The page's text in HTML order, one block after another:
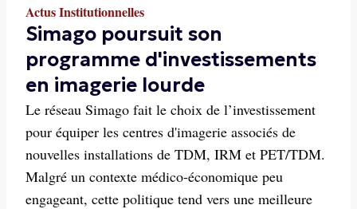
Actus Institutionnelles
Simago poursuit son
programme d'investissements
en imagerie lourde
Le réseau Simago fait le choix de l’investissement
pour équiper les centres d'imagerie associés de
nouvelles installations de TDM, IRM et PET/TDM.
Malgré un contexte médico-économique peu
engageant, cette politique tend vers une meilleure